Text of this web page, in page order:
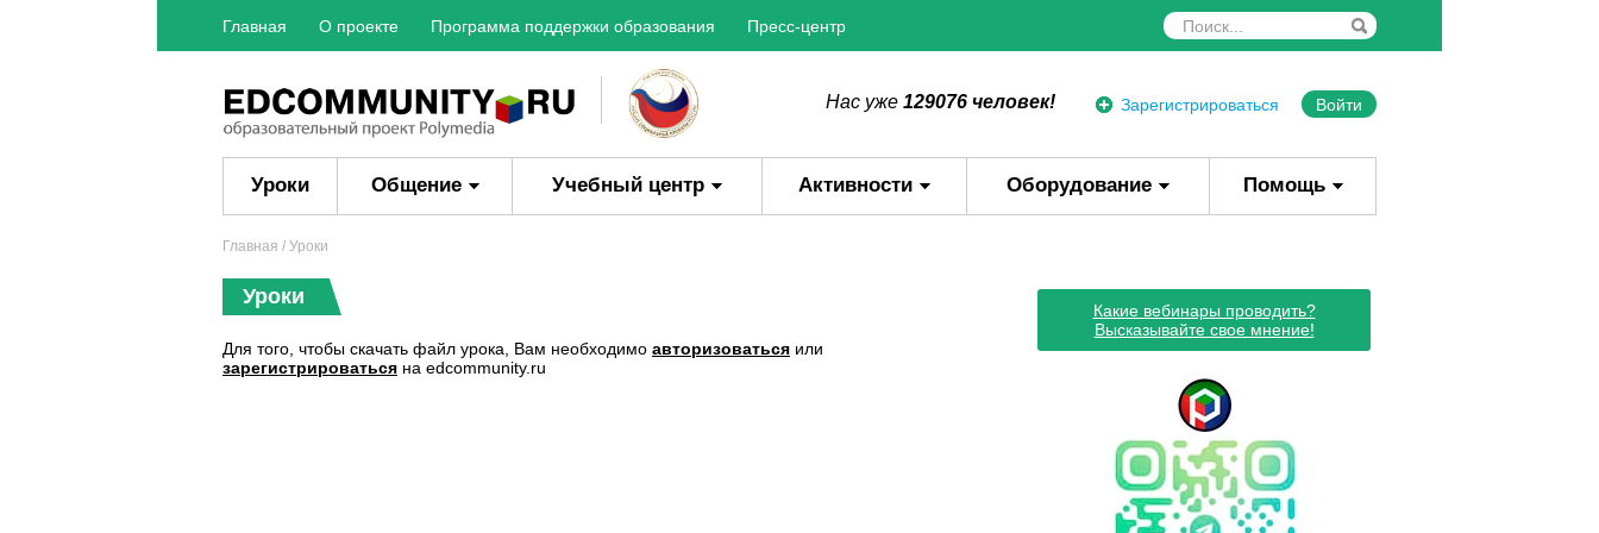
Главная О проекте Программа поддержки образования Пресс-центр
Зарегистрироваться Войти
Нас уже 129076 человек!
Уроки Общение Учебный центр Активности Оборудование Помощь
Главная / Уроки
Уроки
Для того, чтобы скачать файл урока, Вам необходимо авторизоваться или
зарегистрироваться на edcommunity.ru
Какие вебинары проводить?
Высказывайте свое мнение!